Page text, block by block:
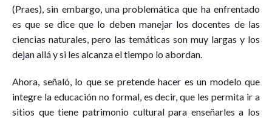
(Praes), sin embargo, una problemática que ha enfrentado
es que se dice que lo deben manejar los docentes de las
ciencias naturales, pero las temáticas son muy largas y los
dejan allá y si les alcanza el tiempo lo abordan.
Ahora, señaló, lo que se pretende hacer es un modelo que
integre la educación no formal, es decir, que les permita ir a
sitios que tiene patrimonio cultural para enseñarles a los